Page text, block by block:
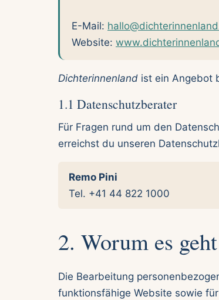
E-Mail:
Website:
Dichterinnenland ist ein Angebot
1.1 Datenschutzberater
Für Fragen rund um den
erreichst du unseren
Remo Pini
Tel. +41 44 822 1000
2. Worum es geht
Die Bearbeitung
funktionsfähige Website sowie